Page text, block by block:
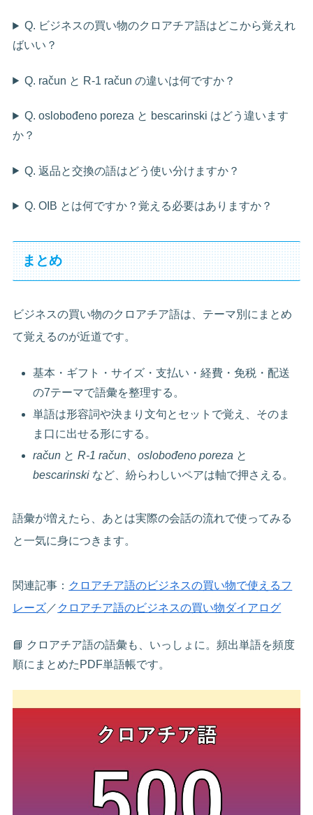
Q. ビジネスの買い物のクロアチア語はどこから覚えれ
ばいい？
Q. račun と R-1 račun の違いは何ですか？
Q. oslobođeno poreza と bescarinski はどう違います
か？
Q. 返品と交換の語はどう使い分けますか？
Q. OIB とは何ですか？覚える必要はありますか？
まとめ
ビジネスの買い物のクロアチア語は、テーマ別にまとめ
て覚えるのが近道です。
基本・ギフト・サイズ・支払い・経費・免税・配送
の7テーマで語彙を整理する。
単語は形容詞や決まり文句とセットで覚え、そのま
ま口に出せる形にする。
račun とR-1 račun、oslobođeno poreza と
bescarinski など、紛らわしいペアは軸で押さえる。
語彙が増えたら、あとは実際の会話の流れで使ってみる
と一気に身につきます。
関連記事： クロアチア語のビジネスの買い物で使えるフ
レーズ／ クロアチア語のビジネスの買い物ダイアログ
📘 クロアチア語の語彙も、いっしょに。頻出単語を頻度
順にまとめたPDF単語帳です。